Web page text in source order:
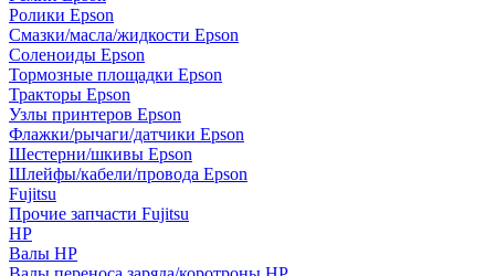
Ролики Epson
Смазки/масла/жидкости Epson
Соленоиды Epson
Тормозные площадки Epson
Тракторы Epson
Узлы принтеров Epson
Флажки/рычаги/датчики Epson
Шестерни/шкивы Epson
Шлейфы/кабели/провода Epson
Fujitsu
Прочие запчасти Fujitsu
HP
Валы HP